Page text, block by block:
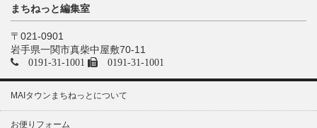
まちねっと編集室
〒021-0901
岩手県一関市真柴中屋敷70-11
0191-31-1001 0191-31-1001
MAIタウンまちねっとについて
お便りフォーム